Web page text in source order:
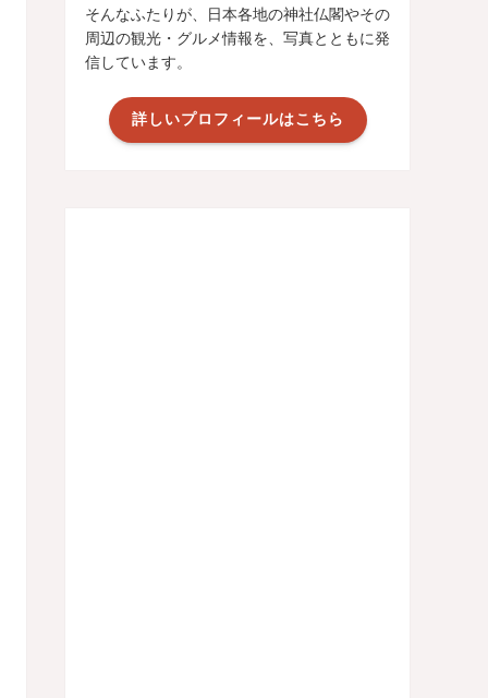
そんなふたりが、日本各地の神社仏閣やその
周辺の観光・グルメ情報を、写真とともに発
信しています。
詳しいプロフィールはこちら